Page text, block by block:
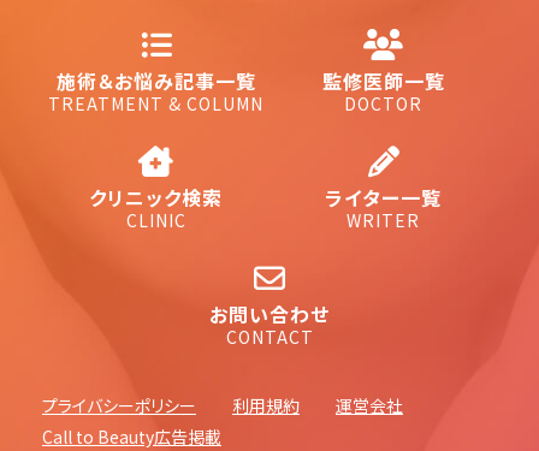
施術＆お悩み記事一覧
TREATMENT & COLUMN
監修医師一覧
DOCTOR
クリニック検索
CLINIC
ライター一覧
WRITER
お問い合わせ
CONTACT
プライバシーポリシー 利用規約
運営会社
Call to Beauty広告掲載